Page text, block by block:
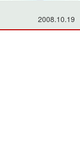
2008.10.19